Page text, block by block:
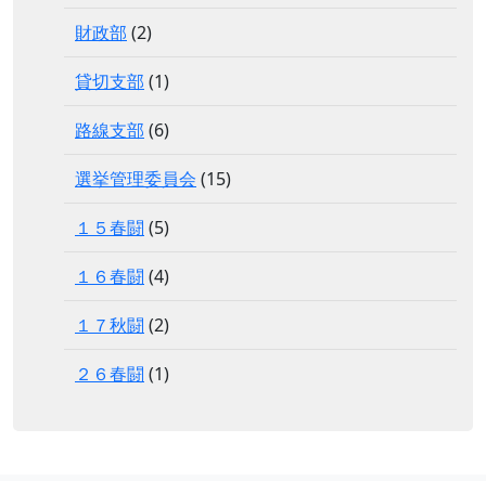
財政部 (2)
貸切支部 (1)
路線支部 (6)
選挙管理委員会 (15)
１５春闘 (5)
１６春闘 (4)
１７秋闘 (2)
２６春闘 (1)